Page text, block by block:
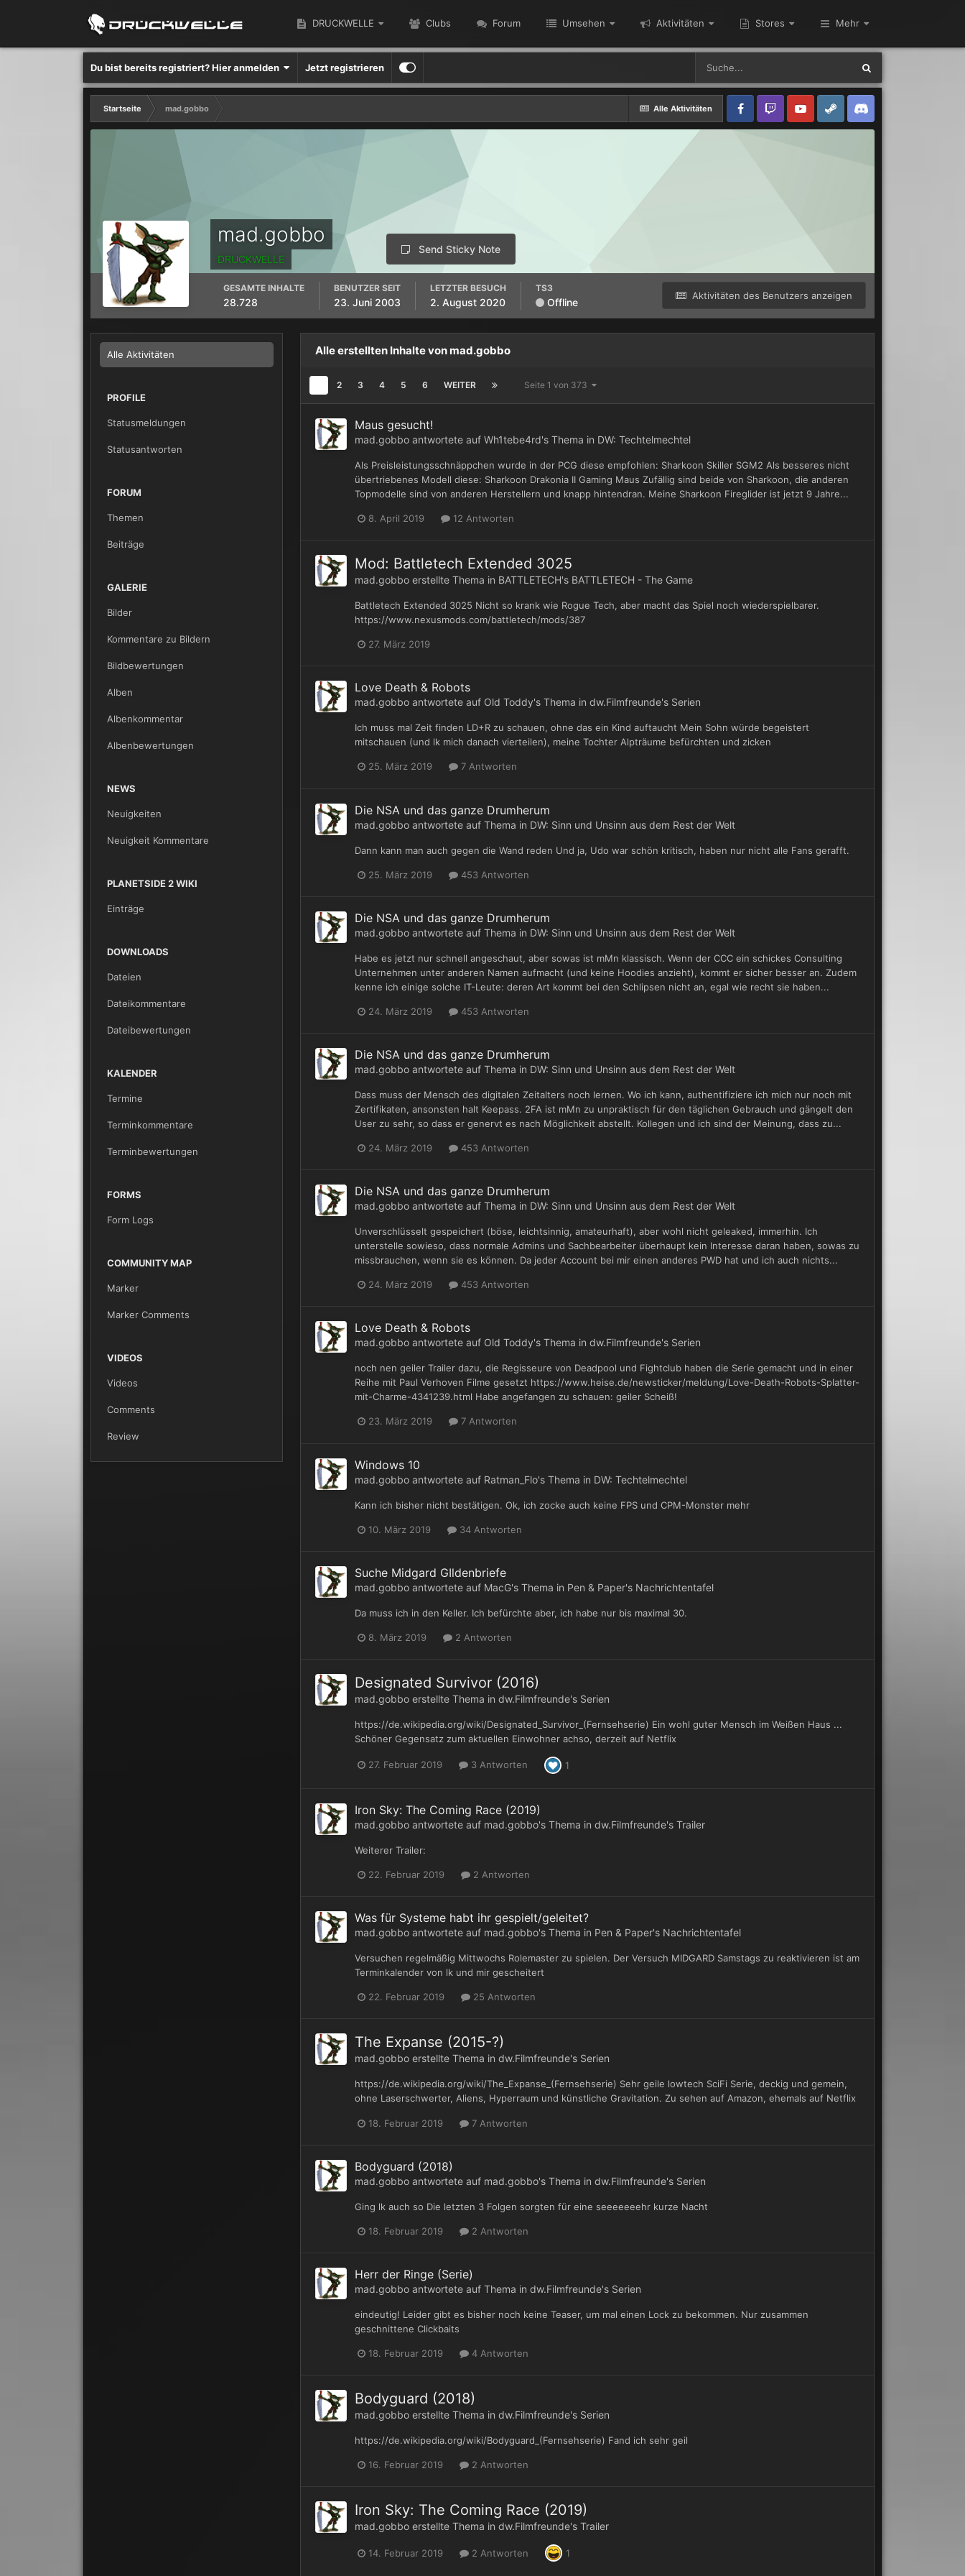
DRUCKWELLE Clubs Forum Umsehen Aktivitäten Stores Mehr
Du bist bereits registriert? Hier anmelden Jetzt registrieren
Alle Aktivitäten
Startseite mad.gobbo
mad.gobbo
DRUCKWELLE
Send Sticky Note
Aktivitäten des Benutzers anzeigen
GESAMTE INHALTE
28.728
BENUTZER SEIT
23. Juni 2003
LETZTER BESUCH
2. August 2020
TS3
Offline
Alle Aktivitäten
PROFILE
Statusmeldungen
Statusantworten
FORUM
Themen
Beiträge
GALERIE
Bilder
Kommentare zu Bildern
Bildbewertungen
Alben
Albenkommentar
Albenbewertungen
NEWS
Neuigkeiten
Neuigkeit Kommentare
PLANETSIDE 2 WIKI
Einträge
DOWNLOADS
Dateien
Dateikommentare
Dateibewertungen
KALENDER
Termine
Terminkommentare
Terminbewertungen
FORMS
Form Logs
COMMUNITY MAP
Marker
Marker Comments
VIDEOS
Videos
Comments
Review
Alle erstellten Inhalte von mad.gobbo
2 3 4 5 6 WEITER Seite 1 von 373
Maus gesucht!
mad.gobboantwortete auf Wh1tebe4rd's Thema in DW: Techtelmechtel
Als Preisleistungsschnäppchen wurde in der PCG diese empfohlen: Sharkoon Skiller SGM2 Als besseres nicht
übertriebenes Modell diese: Sharkoon Drakonia II Gaming Maus Zufällig sind beide von Sharkoon, die anderen
Topmodelle sind von anderen Herstellern und knapp hintendran. Meine Sharkoon Fireglider ist jetzt 9 Jahre...
8. April 2019 12 Antworten
Mod: Battletech Extended 3025
mad.gobboerstellte Thema in BATTLETECH's BATTLETECH - The Game
Battletech Extended 3025 Nicht so krank wie Rogue Tech, aber macht das Spiel noch wiederspielbarer.
https://www.nexusmods.com/battletech/mods/387
27. März 2019
Love Death & Robots
mad.gobboantwortete auf Old Toddy's Thema in dw.Filmfreunde's Serien
Ich muss mal Zeit finden LD+R zu schauen, ohne das ein Kind auftaucht Mein Sohn würde begeistert
mitschauen (und lk mich danach vierteilen), meine Tochter Alpträume befürchten und zicken
25. März 2019 7 Antworten
Die NSA und das ganze Drumherum
mad.gobboantwortete auf Thema in DW: Sinn und Unsinn aus dem Rest der Welt
Dann kann man auch gegen die Wand reden Und ja, Udo war schön kritisch, haben nur nicht alle Fans gerafft.
25. März 2019 453 Antworten
Die NSA und das ganze Drumherum
mad.gobboantwortete auf Thema in DW: Sinn und Unsinn aus dem Rest der Welt
Habe es jetzt nur schnell angeschaut, aber sowas ist mMn klassisch. Wenn der CCC ein schickes Consulting
Unternehmen unter anderen Namen aufmacht (und keine Hoodies anzieht), kommt er sicher besser an. Zudem
kenne ich einige solche IT-Leute: deren Art kommt bei den Schlipsen nicht an, egal wie recht sie haben...
24. März 2019 453 Antworten
Die NSA und das ganze Drumherum
mad.gobboantwortete auf Thema in DW: Sinn und Unsinn aus dem Rest der Welt
Dass muss der Mensch des digitalen Zeitalters noch lernen. Wo ich kann, authentifiziere ich mich nur noch mit
Zertifikaten, ansonsten halt Keepass. 2FA ist mMn zu unpraktisch für den täglichen Gebrauch und gängelt den
User zu sehr, so dass er genervt es nach Möglichkeit abstellt. Kollegen und ich sind der Meinung, dass zu...
24. März 2019 453 Antworten
Die NSA und das ganze Drumherum
mad.gobboantwortete auf Thema in DW: Sinn und Unsinn aus dem Rest der Welt
Unverschlüsselt gespeichert (böse, leichtsinnig, amateurhaft), aber wohl nicht geleaked, immerhin. Ich
unterstelle sowieso, dass normale Admins und Sachbearbeiter überhaupt kein Interesse daran haben, sowas zu
missbrauchen, wenn sie es können. Da jeder Account bei mir einen anderes PWD hat und ich auch nichts...
24. März 2019 453 Antworten
Love Death & Robots
mad.gobboantwortete auf Old Toddy's Thema in dw.Filmfreunde's Serien
noch nen geiler Trailer dazu, die Regisseure von Deadpool und Fightclub haben die Serie gemacht und in einer
Reihe mit Paul Verhoven Filme gesetzt https://www.heise.de/newsticker/meldung/Love-Death-Robots-Splatter-
mit-Charme-4341239.html Habe angefangen zu schauen: geiler Scheiß!
23. März 2019 7 Antworten
Windows 10
mad.gobboantwortete auf Ratman_Flo's Thema in DW: Techtelmechtel
Kann ich bisher nicht bestätigen. Ok, ich zocke auch keine FPS und CPM-Monster mehr
10. März 2019 34 Antworten
Suche Midgard GIldenbriefe
mad.gobboantwortete auf MacG's Thema in Pen & Paper's Nachrichtentafel
Da muss ich in den Keller. Ich befürchte aber, ich habe nur bis maximal 30.
8. März 2019 2 Antworten
Designated Survivor (2016)
mad.gobboerstellte Thema in dw.Filmfreunde's Serien
https://de.wikipedia.org/wiki/Designated_Survivor_(Fernsehserie) Ein wohl guter Mensch im Weißen Haus ...
Schöner Gegensatz zum aktuellen Einwohner achso, derzeit auf Netflix
27. Februar 2019 3 Antworten 1
Iron Sky: The Coming Race (2019)
mad.gobboantwortete auf mad.gobbo's Thema in dw.Filmfreunde's Trailer
Weiterer Trailer:
22. Februar 2019 2 Antworten
Was für Systeme habt ihr gespielt/geleitet?
mad.gobboantwortete auf mad.gobbo's Thema in Pen & Paper's Nachrichtentafel
Versuchen regelmäßig Mittwochs Rolemaster zu spielen. Der Versuch MIDGARD Samstags zu reaktivieren ist am
Terminkalender von lk und mir gescheitert
22. Februar 2019 25 Antworten
The Expanse (2015-?)
mad.gobboerstellte Thema in dw.Filmfreunde's Serien
https://de.wikipedia.org/wiki/The_Expanse_(Fernsehserie) Sehr geile lowtech SciFi Serie, deckig und gemein,
ohne Laserschwerter, Aliens, Hyperraum und künstliche Gravitation. Zu sehen auf Amazon, ehemals auf Netflix
18. Februar 2019 7 Antworten
Bodyguard (2018)
mad.gobboantwortete auf mad.gobbo's Thema in dw.Filmfreunde's Serien
Ging lk auch so Die letzten 3 Folgen sorgten für eine seeeeeeehr kurze Nacht
18. Februar 2019 2 Antworten
Herr der Ringe (Serie)
mad.gobboantwortete auf Thema in dw.Filmfreunde's Serien
eindeutig! Leider gibt es bisher noch keine Teaser, um mal einen Lock zu bekommen. Nur zusammen
geschnittene Clickbaits
18. Februar 2019 4 Antworten
Bodyguard (2018)
mad.gobboerstellte Thema in dw.Filmfreunde's Serien
https://de.wikipedia.org/wiki/Bodyguard_(Fernsehserie) Fand ich sehr geil
16. Februar 2019 2 Antworten
Iron Sky: The Coming Race (2019)
mad.gobboerstellte Thema in dw.Filmfreunde's Trailer
14. Februar 2019 2 Antworten 1